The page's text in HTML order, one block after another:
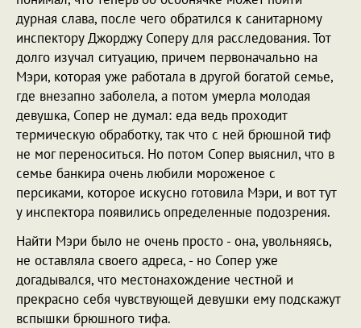
дурная слава, после чего обратился к санитарному
инспектору Джорджу Соперу для расследования. Тот
долго изучал ситуацию, причем первоначально на
Мэри, которая уже работала в другой богатой семье,
где внезапно заболела, а потом умерла молодая
девушка, Сопер не думал: еда ведь проходит
термическую обработку, так что с ней брюшной тиф
не мог переноситься. Но потом Сопер выяснил, что в
семье банкира очень любили мороженое с
персиками, которое искусно готовила Мэри, и вот тут
у инспектора появились определенные подозрения.
Найти Мэри было не очень просто - она, увольняясь,
не оставляла своего адреса, - но Сопер уже
догадывался, что местонахождение честной и
прекрасно себя чувствующей девушки ему подскажут
вспышки брюшного тифа.